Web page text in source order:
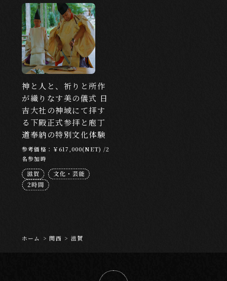
ナイトタイム ものづくり
ABOUT
EXPERISUSについて
神と人と、祈りと所作
が織りなす美の儀式 日
吉大社の神域にて拝す
る下殿正式参拝と庖丁
道奉納の特別文化体験
参考価格：￥617,000(NET) /2
名参加時
ホーム > 関西 > 滋賀